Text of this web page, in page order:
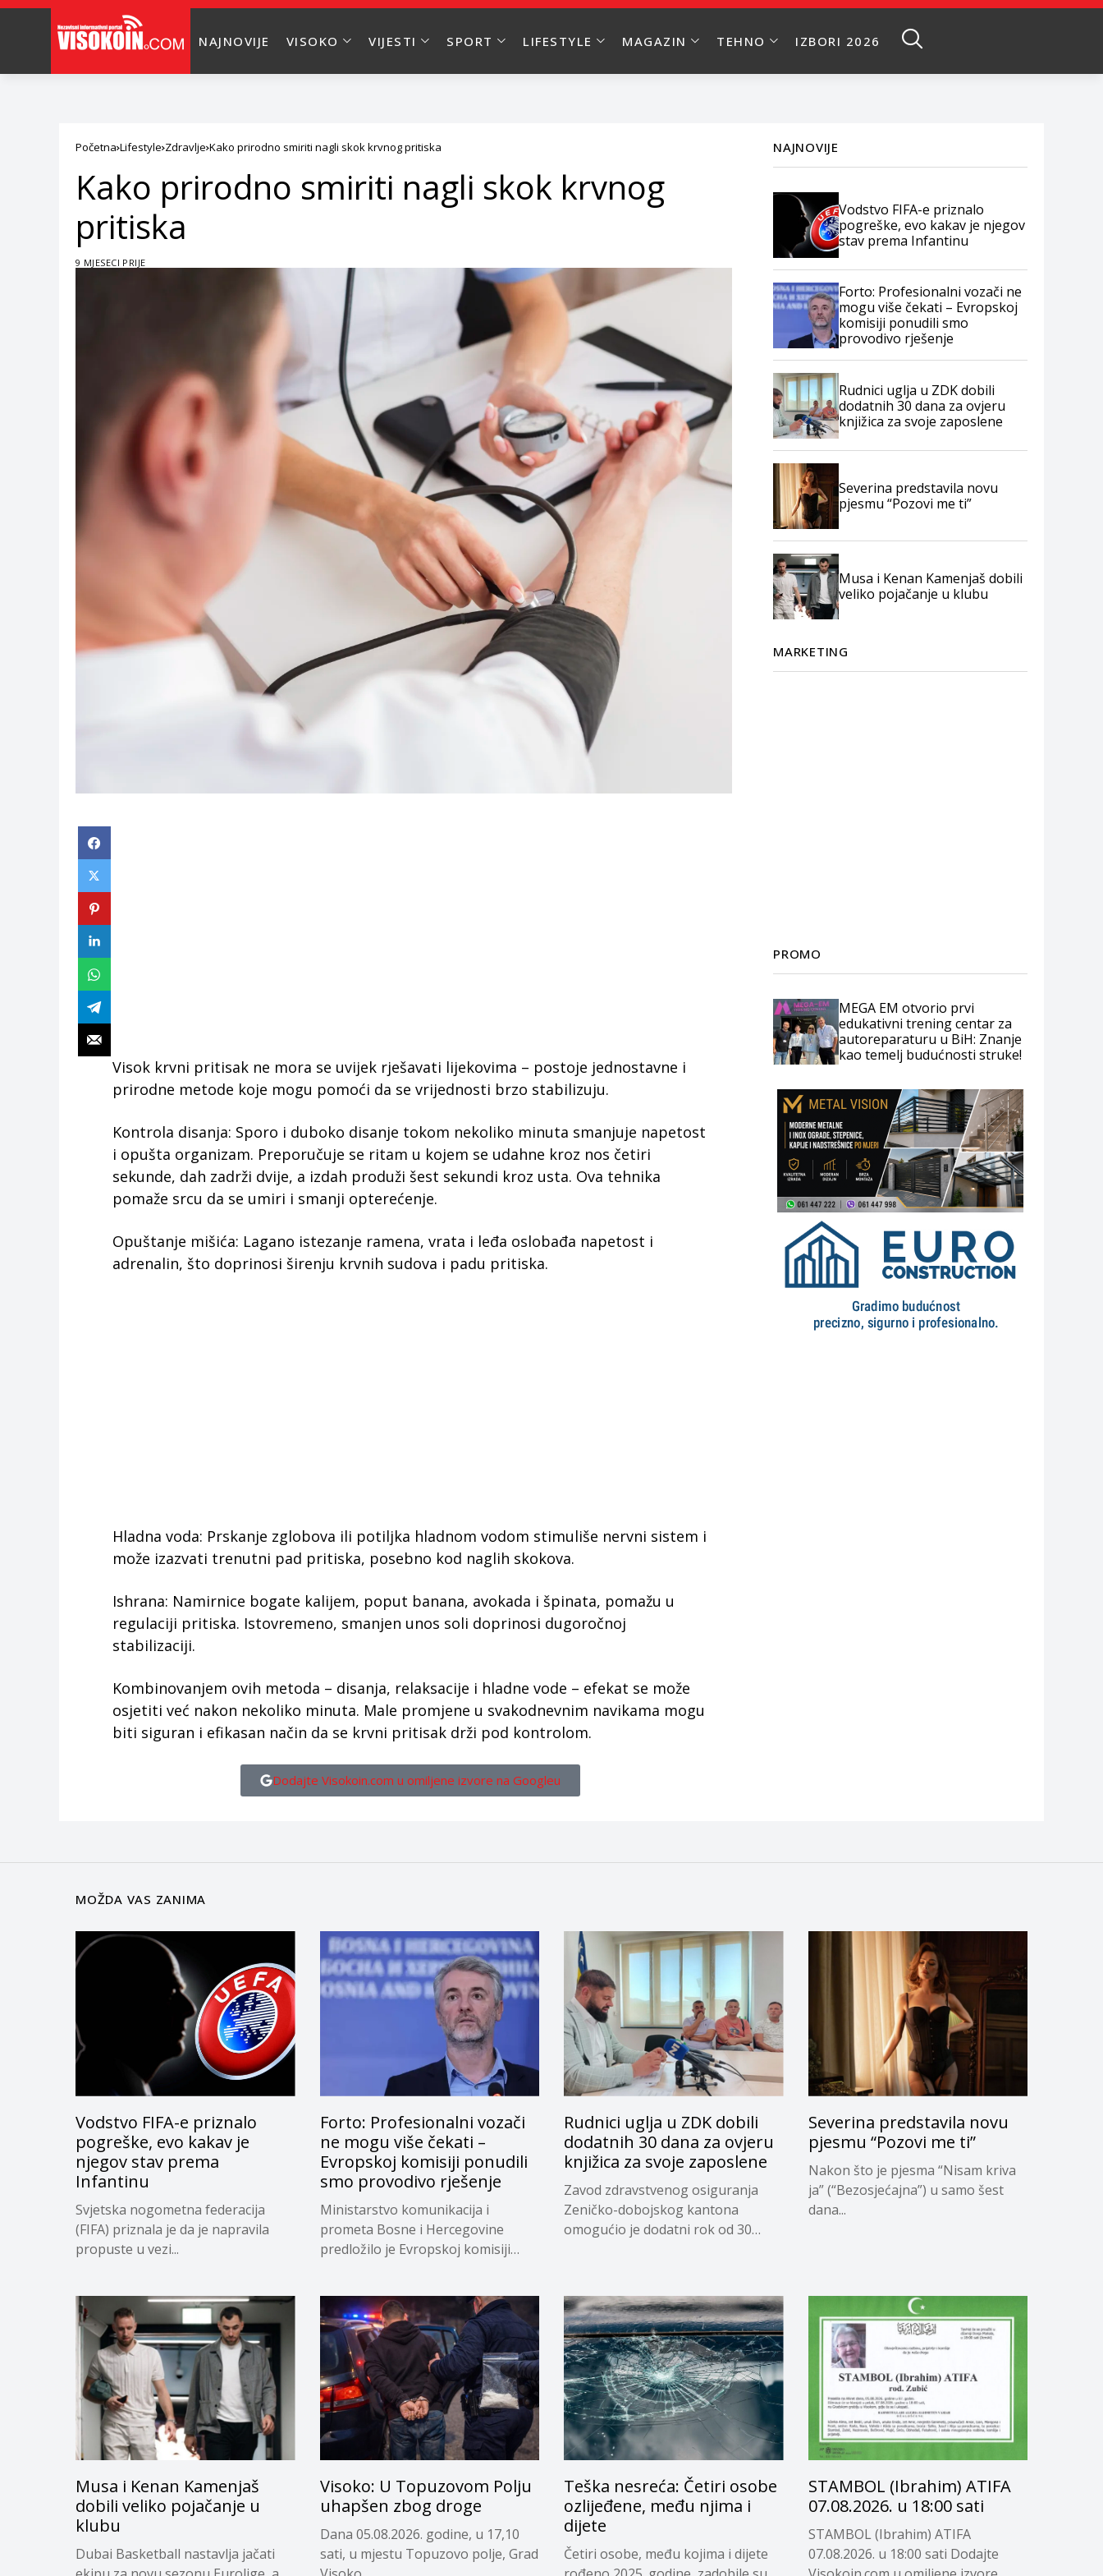
NAJNOVIJE VISOKO VIJESTI SPORT LIFESTYLE MAGAZIN TEHNO IZBORI 2026
Početna Lifestyle Zdravlje Kako prirodno smiriti nagli skok krvnog pritiska
Kako prirodno smiriti nagli skok krvnog
pritiska
9 MJESECI PRIJE
Visok krvni pritisak ne mora se uvijek rješavati lijekovima – postoje jednostavne i
prirodne metode koje mogu pomoći da se vrijednosti brzo stabilizuju.
Kontrola disanja: Sporo i duboko disanje tokom nekoliko minuta smanjuje napetost
i opušta organizam. Preporučuje se ritam u kojem se udahne kroz nos četiri
sekunde, dah zadrži dvije, a izdah produži šest sekundi kroz usta. Ova tehnika
pomaže srcu da se umiri i smanji opterećenje.
Opuštanje mišića: Lagano istezanje ramena, vrata i leđa oslobađa napetost i
adrenalin, što doprinosi širenju krvnih sudova i padu pritiska.
Hladna voda: Prskanje zglobova ili potiljka hladnom vodom stimuliše nervni sistem i
može izazvati trenutni pad pritiska, posebno kod naglih skokova.
Ishrana: Namirnice bogate kalijem, poput banana, avokada i špinata, pomažu u
regulaciji pritiska. Istovremeno, smanjen unos soli doprinosi dugoročnoj
stabilizaciji.
Kombinovanjem ovih metoda – disanja, relaksacije i hladne vode – efekat se može
osjetiti već nakon nekoliko minuta. Male promjene u svakodnevnim navikama mogu
biti siguran i efikasan način da se krvni pritisak drži pod kontrolom.
Dodajte Visokoin.com u omiljene izvore na Googleu
NAJNOVIJE
Vodstvo FIFA-e priznalo
pogreške, evo kakav je njegov
stav prema Infantinu
Forto: Profesionalni vozači ne
mogu više čekati – Evropskoj
komisiji ponudili smo
provodivo rješenje
Rudnici uglja u ZDK dobili
dodatnih 30 dana za ovjeru
knjižica za svoje zaposlene
Severina predstavila novu
pjesmu “Pozovi me ti”
Musa i Kenan Kamenjaš dobili
veliko pojačanje u klubu
MARKETING
PROMO
MEGA EM otvorio prvi
edukativni trening centar za
autoreparaturu u BiH: Znanje
kao temelj budućnosti struke!
MOŽDA VAS ZANIMA
Vodstvo FIFA-e priznalo
pogreške, evo kakav je
njegov stav prema
Infantinu
Svjetska nogometna federacija
(FIFA) priznala je da je napravila
propuste u vezi...
Forto: Profesionalni vozači
ne mogu više čekati –
Evropskoj komisiji ponudili
smo provodivo rješenje
Ministarstvo komunikacija i
prometa Bosne i Hercegovine
predložilo je Evropskoj komisiji
Rudnici uglja u ZDK dobili
dodatnih 30 dana za ovjeru
knjižica za svoje zaposlene
Zavod zdravstvenog osiguranja
Zeničko-dobojskog kantona
omogućio je dodatni rok od 30
Severina predstavila novu
pjesmu “Pozovi me ti”
Nakon što je pjesma “Nisam kriva
ja” (“Bezosjećajna”) u samo šest
dana...
Musa i Kenan Kamenjaš
dobili veliko pojačanje u
klubu
Dubai Basketball nastavlja jačati
Visoko: U Topuzovom Polju
uhapšen zbog droge
Dana 05.08.2026. godine, u 17,10
sati, u mjestu Topuzovo polje, Grad
Teška nesreća: Četiri osobe
ozlijeđene, među njima i
dijete
Četiri osobe, među kojima i dijete
STAMBOL (Ibrahim) ATIFA
07.08.2026. u 18:00 sati
STAMBOL (Ibrahim) ATIFA
07.08.2026. u 18:00 sati Dodajte